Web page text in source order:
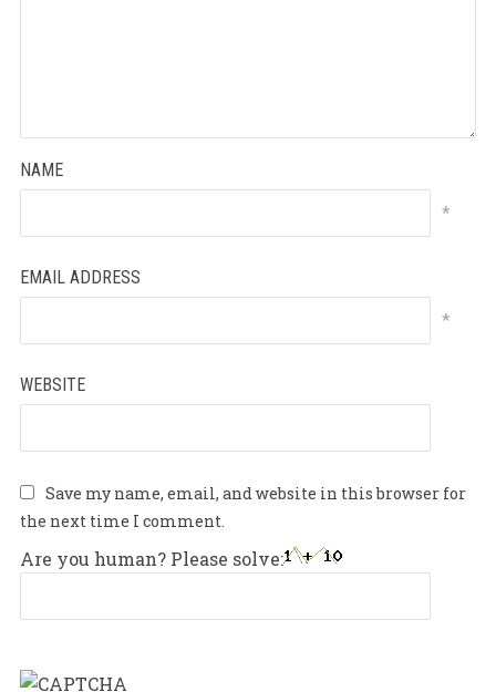
NAME
*
EMAIL ADDRESS
*
WEBSITE
Save my name, email, and website in this browser for
the next time I comment.
Are you human? Please solve: